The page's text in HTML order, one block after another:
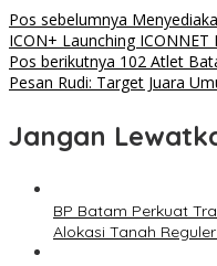
Pos sebelumnya
ICON+ Launching ICONNET
Pos berikutnya 102 Atlet
Pesan Rudi: Target Juara
Jangan
BP Batam Perkuat
Alokasi Tanah